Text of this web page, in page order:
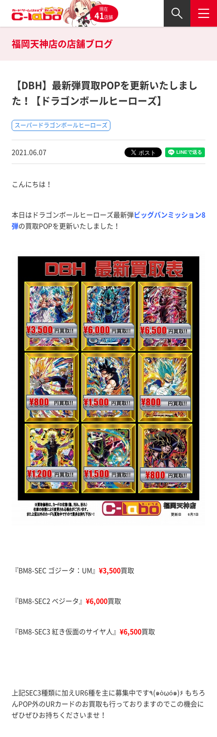
現在
41店舗
福岡天神店の店舗ブログ
【DBH】最新弾買取POPを更新いたしまし
た！【ドラゴンボールヒーローズ】
スーパードラゴンボールヒーローズ
2021.06.07
こんにちは！
本日はドラゴンボールヒーローズ最新弾ビッグバンミッション8
弾の買取POPを更新いたしました！
『BM8-SEC ゴジータ：UM』 ¥3,500買取
『BM8-SEC2 ベジータ』 ¥6,000買取
『BM8-SEC3 紅き仮面のサイヤ人』 ¥6,500買取
上記SEC3種類に加えUR6種を主に募集中です٩(๑òωó๑)۶ もちろ
んPOP外のURカードのお買取も行っておりますのでこの機会に
ぜひぜひお持ちくださいませ！